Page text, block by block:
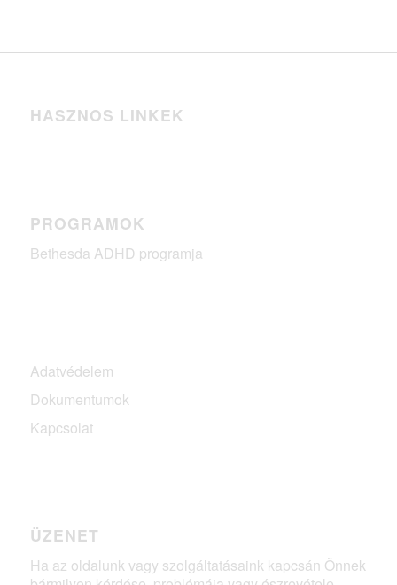
HASZNOS LINKEK
PROGRAMOK
Bethesda ADHD programja
Adatvédelem
Dokumentumok
Kapcsolat
ÜZENET
Ha az oldalunk vagy szolgáltatásaink kapcsán Önnek